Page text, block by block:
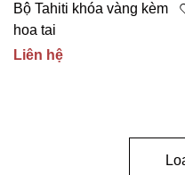
Bộ Tahiti khóa vàng kèm
hoa tai
Liên hệ